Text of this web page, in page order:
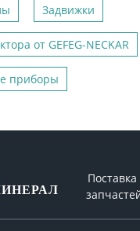
Задвижки
от GEFEG-NECKAR
приборы